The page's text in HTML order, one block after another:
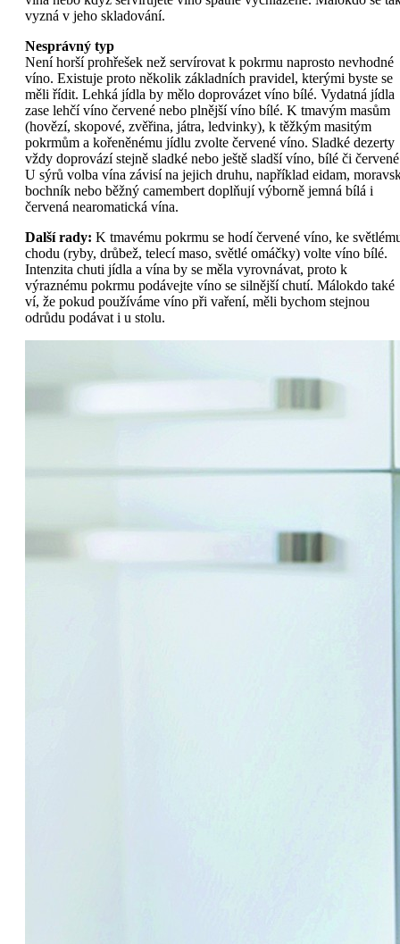
vyzná v jeho skladování.
Nesprávný typ
Není horší prohřešek než servírovat k pokrmu naprosto nevhodné
víno. Existuje proto několik základních pravidel, kterými byste se
měli řídit. Lehká jídla by mělo doprovázet víno bílé. Vydatná jídla
zase lehčí víno červené nebo plnější víno bílé. K tmavým masům
(hovězí, skopové, zvěřina, játra, ledvinky), k těžkým masitým
pokrmům a kořeněnému jídlu zvolte červené víno. Sladké dezerty
vždy doprovází stejně sladké nebo ještě sladší víno, bílé či
U sýrů volba vína závisí na jejich druhu, například eidam,
bochník nebo běžný camembert doplňují výborně jemná bílá i
červená nearomatická vína.
Další rady: K tmavému pokrmu se hodí červené víno, ke
chodu (ryby, drůbež, telecí maso, světlé omáčky) volte víno bílé.
Intenzita chuti jídla a vína by se měla vyrovnávat, proto k
výraznému pokrmu podávejte víno se silnější chutí. Málokdo také
ví, že pokud používáme víno při vaření, měli bychom stejnou
odrůdu podávat i u stolu.